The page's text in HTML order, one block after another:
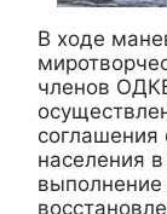
В ходе
членов
населения
выполнение